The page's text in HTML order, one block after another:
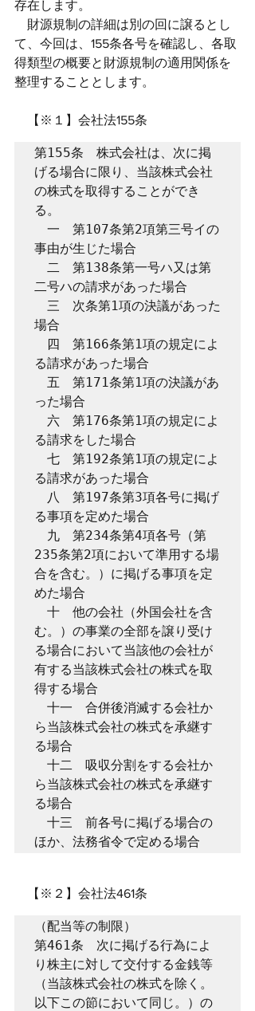
存在します。
財源規制の詳細は別の回に譲るとし
て、今回は、155条各号を確認し、各取
得類型の概要と財源規制の適用関係を
整理することとします。
【※１】会社法155条
第155条　株式会社は、次に掲
げる場合に限り、当該株式会社
の株式を取得することができ
る。
一　第107条第2項第三号イの
事由が生じた場合
二　第138条第一号ハ又は第
二号ハの請求があった場合
三　次条第1項の決議があった
場合
四　第166条第1項の規定によ
る請求があった場合
五　第171条第1項の決議があ
った場合
六　第176条第1項の規定によ
る請求をした場合
七　第192条第1項の規定によ
る請求があった場合
八　第197条第3項各号に掲げ
る事項を定めた場合
九　第234条第4項各号（第
235条第2項において準用する場
合を含む。）に掲げる事項を定
めた場合
十　他の会社（外国会社を含
む。）の事業の全部を譲り受け
る場合において当該他の会社が
有する当該株式会社の株式を取
得する場合
十一　合併後消滅する会社か
ら当該株式会社の株式を承継す
る場合
十二　吸収分割をする会社か
ら当該株式会社の株式を承継す
る場合
十三　前各号に掲げる場合の
ほか、法務省令で定める場合
【※２】会社法461条
（配当等の制限）
第461条　次に掲げる行為によ
り株主に対して交付する金銭等
（当該株式会社の株式を除く。
以下この節において同じ。）の